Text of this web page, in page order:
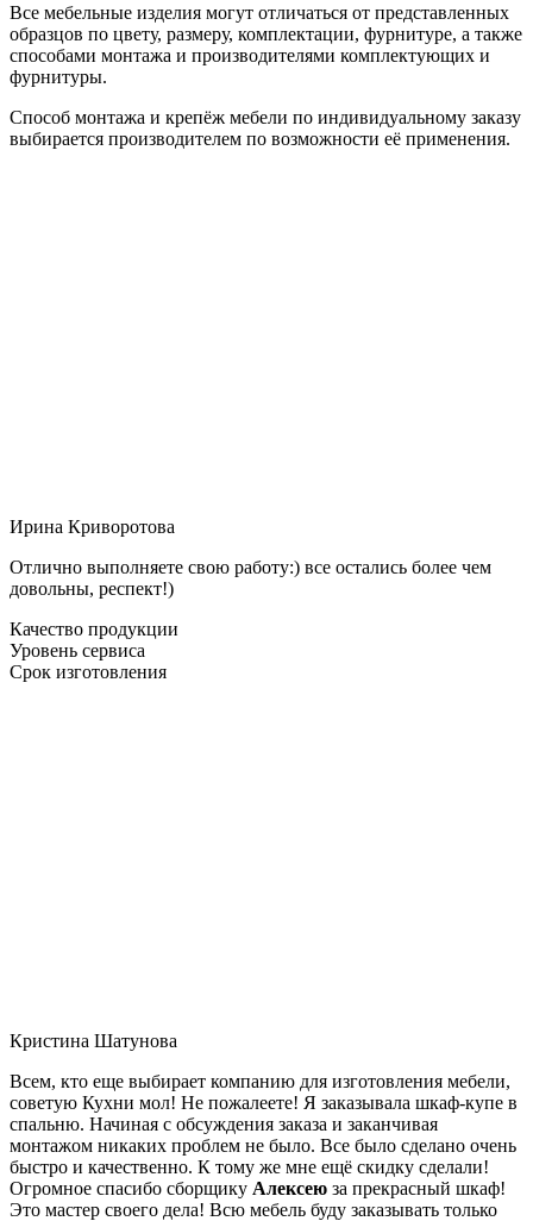
Все мебельные изделия могут отличаться от представленных
образцов по цвету, размеру, комплектации, фурнитуре, а также
способами монтажа и производителями комплектующих и
фурнитуры.
Способ монтажа и крепёж мебели по индивидуальному заказу
выбирается производителем по возможности её применения.
Ирина Криворотова
Отлично выполняете свою работу:) все остались более чем
довольны, респект!)
Качество продукции
Уровень сервиса
Срок изготовления
Кристина Шатунова
Всем, кто еще выбирает компанию для изготовления мебели,
советую Кухни мол! Не пожалеете! Я заказывала шкаф-купе в
спальню. Начиная с обсуждения заказа и заканчивая
монтажом никаких проблем не было. Все было сделано очень
быстро и качественно. К тому же мне ещё скидку сделали!
Огромное спасибо сборщику Алексею за прекрасный шкаф!
Это мастер своего дела! Всю мебель буду заказывать только